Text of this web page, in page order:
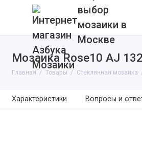
выбор
мозаики в
Москве
Мозаика Rose10 AJ
Главная Товары Cтеклянная мозаика
Характеристики Вопросы и